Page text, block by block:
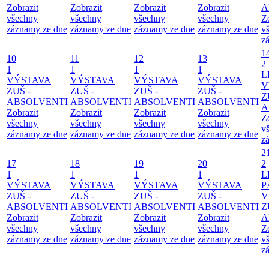
Zobrazit
všechny
záznamy ze dne
Zobrazit
všechny
záznamy ze dne
Zobrazit
všechny
záznamy ze dne
Zobrazit
všechny
záznamy ze dne
10
1
VÝSTAVA
ZUŠ -
ABSOLVENTI
Zobrazit
všechny
záznamy ze dne
11
1
VÝSTAVA
ZUŠ -
ABSOLVENTI
Zobrazit
všechny
záznamy ze dne
12
1
VÝSTAVA
ZUŠ -
ABSOLVENTI
Zobrazit
všechny
záznamy ze dne
13
1
VÝSTAVA
ZUŠ -
ABSOLVENTI
Zobrazit
všechny
záznamy ze dne
2
17
1
VÝSTAVA
ZUŠ -
ABSOLVENTI
Zobrazit
všechny
záznamy ze dne
18
1
VÝSTAVA
ZUŠ -
ABSOLVENTI
Zobrazit
všechny
záznamy ze dne
19
1
VÝSTAVA
ZUŠ -
ABSOLVENTI
Zobrazit
všechny
záznamy ze dne
20
1
VÝSTAVA
ZUŠ -
ABSOLVENTI
Zobrazit
všechny
záznamy ze dne
2